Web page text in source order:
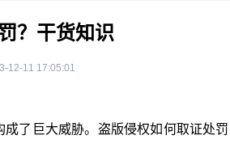
？干货知识
12-11 17:05:01
了巨大威胁。盗版侵权如何取证处